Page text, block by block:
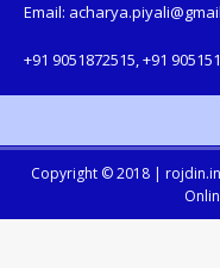
Email:
+91 9051872515, +91
Copyright © 2018 | rojdin.in